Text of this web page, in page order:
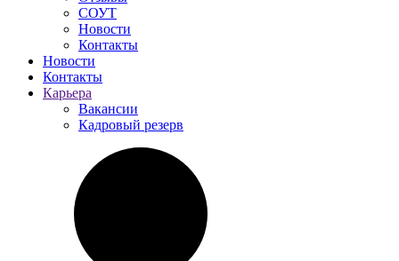
СОУТ
Новости
Контакты
Новости
Контакты
Карьера
Вакансии
Кадровый резерв